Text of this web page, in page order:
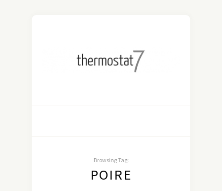
Browsing Tag:
POIRE